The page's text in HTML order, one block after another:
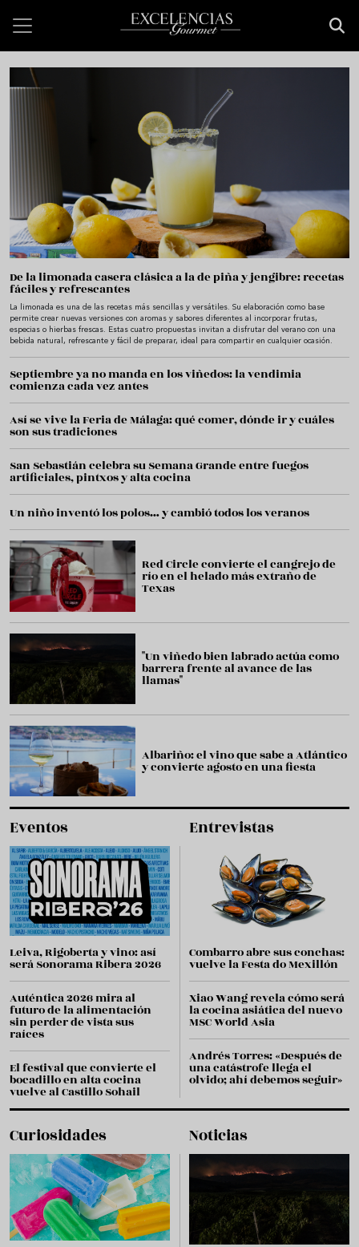
Bienvenido a Excelencias
De la limonada casera clásica a la de piña y jengibre: recetas
fáciles y refrescantes
La limonada es una de las recetas más sencillas y versátiles. Su elaboración como base
permite crear nuevas versiones con aromas y sabores diferentes al incorporar frutas,
especias o hierbas frescas. Estas cuatro propuestas invitan a disfrutar del verano con una
bebida natural, refrescante y fácil de preparar, ideal para compartir en cualquier ocasión.
Septiembre ya no manda en los viñedos: la vendimia
comienza cada vez antes
Así se vive la Feria de Málaga: qué comer, dónde ir y cuáles
son sus tradiciones
San Sebastián celebra su Semana Grande entre fuegos
artificiales, pintxos y alta cocina
Un niño inventó los polos… y cambió todos los veranos
Red Circle convierte el cangrejo de
río en el helado más extraño de
Texas
"Un viñedo bien labrado actúa como
barrera frente al avance de las
llamas"
Albariño: el vino que sabe a Atlántico
y convierte agosto en una fiesta
Eventos
Leiva, Rigoberta y vino: así
será Sonorama Ribera 2026
Auténtica 2026 mira al
futuro de la alimentación
sin perder de vista sus
raíces
El festival que convierte el
bocadillo en alta cocina
vuelve al Castillo Sohail
Entrevistas
Combarro abre sus conchas:
vuelve la Festa do Mexillón
Xiao Wang revela cómo será
la cocina asiática del nuevo
MSC World Asia
Andrés Torres: «Después de
una catástrofe llega el
olvido; ahí debemos seguir»
Curiosidades Noticias